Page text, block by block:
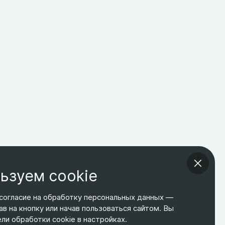
ТЕЛЕФОН
+7 495 266-65-67
ЭЛ. ПОЧТА
shop@relines.ru
АДРЕС
Москва, Гаражная 8
cookie
на обработку персональных данных —
на кнопку или начав пользоваться сайтом. Вы
обработки cookie в настройках.